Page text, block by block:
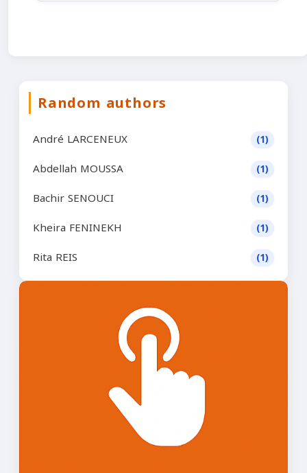
Random authors
André LARCENEUX (1)
Abdellah MOUSSA (1)
Bachir SENOUCI (1)
Kheira FENINEKH (1)
Rita REIS (1)